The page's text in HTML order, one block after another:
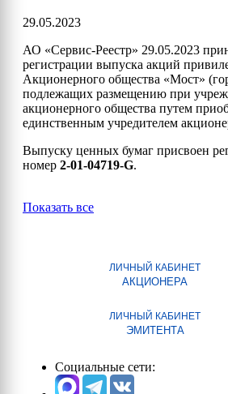
29.05.2023
АО «Сервис-Реестр» 29.05.2023
регистрации выпуска акций
Акционерного общества «Мост»
подлежащих размещению при
акционерного общества путем
единственным учредителем
Выпуску ценных бумаг присвоен
номер 2-01-04719-G.
Показать все
ЛИЧНЫЙ КАБИНЕТ
АКЦИОНЕРА
ЛИЧНЫЙ КАБИНЕТ
ЭМИТЕНТА
Социальные сети: